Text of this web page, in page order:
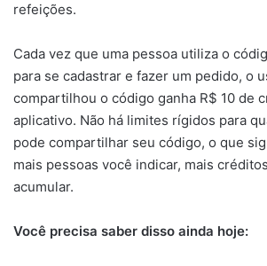
refeições.
Cada vez que uma pessoa utiliza o
para se cadastrar e fazer um pedido, o
compartilhou o código ganha R$ 10 de
aplicativo. Não há limites rígidos para
pode compartilhar seu código, o que
mais pessoas você indicar, mais
acumular.
Você precisa saber disso ainda hoje: